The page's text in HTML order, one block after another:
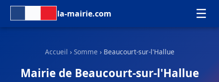
la-mairie.com ☰
Accueil › Somme › Beaucourt-sur-l'Hallue
Mairie de Beaucourt-sur-l'Hallue